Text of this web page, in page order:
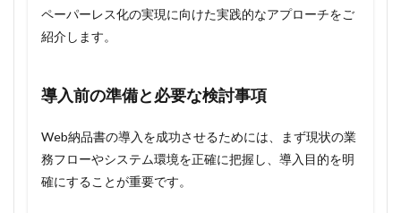
ペーパーレス化の実現に向けた実践的なアプローチをご
紹介します。
導入前の準備と必要な検討事項
Web納品書の導入を成功させるためには、まず現状の業
務フローやシステム環境を正確に把握し、導入目的を明
確にすることが重要です。